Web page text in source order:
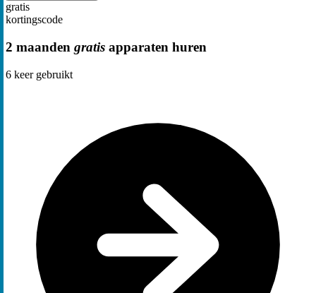
gratis
kortingscode
2 maanden gratis apparaten huren
6 keer gebruikt